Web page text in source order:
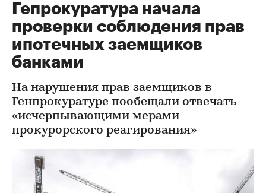
Гепрокуратура начала
проверки соблюдения прав
ипотечных заемщиков
банками
На нарушения прав заемщиков в
Генпрокуратуре пообещали отвечать
«исчерпывающими мерами
прокурорского реагирования»